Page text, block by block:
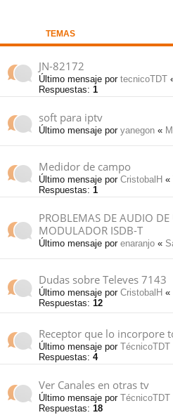
TEMAS
JN-82172
Último mensaje por tecnicoTDT
Respuestas: 1
soft para iptv
Último mensaje por yanegon «
Medidor de campo
Último mensaje por CristobalH «
Respuestas: 1
PROBLEMAS DE AUDIO
MODULADOR ISDB-T
Último mensaje por enaranjo «
Dudas sobre Televes 7143
Último mensaje por CristobalH «
Respuestas: 12
Receptor que lo incorpore
Último mensaje por TécnicoTDT
Respuestas: 4
Ver Canales en otras tv
Último mensaje por TécnicoTDT
Respuestas: 18